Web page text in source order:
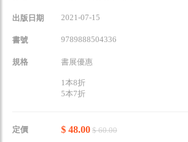
出版日期 2021-07-15
書號 9789888504336
規格 書展優惠
1本8折
5本7折
定價 $ 48.00 $ 60.00